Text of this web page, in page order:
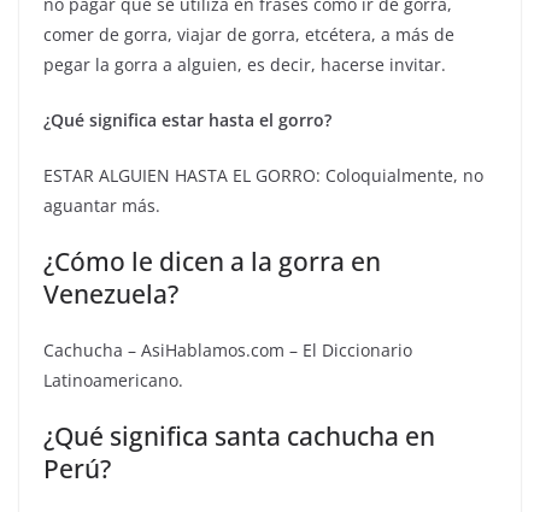
comer de gorra, viajar de gorra, etcétera, a más de
pegar la gorra a alguien, es decir, hacerse invitar.
¿Qué significa estar hasta el gorro?
ESTAR ALGUIEN HASTA EL GORRO: Coloquialmente, no
aguantar más.
¿Cómo le dicen a la gorra en
Venezuela?
Cachucha – AsiHablamos.com – El Diccionario
Latinoamericano.
¿Qué significa santa cachucha en
Perú?